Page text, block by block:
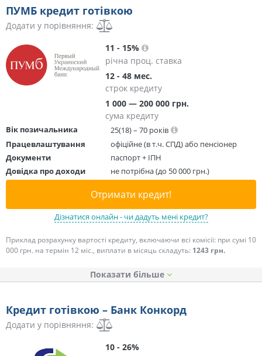
ПУМБ кредит готівкою
Додати у порівняння:
11 - 15%
річна проц. ставка
12 - 48 мес.
строк кредиту
1 000 — 200 000 грн.
сума кредиту
Вік позичальника
25(18) – 70 років
Працевлаштування
офіційне (в т.ч. СПД) або пенсіонер
Документи
паспорт + ІПН
Довідка про доходи
не потрібна (до 50 000 грн.)
Отримати кредит!
Дізнатися онлайн - чи дадуть мені кредит?
Приклад розрахунку вартості кредиту, включаючи всі комісії: при сумі 10
000 грн. на термін 12 міс., виплати в місяць складуть: 1243 грн.
Показати
Кредит готівкою – Банк Конкорд
Додати у порівняння:
10 - 26%